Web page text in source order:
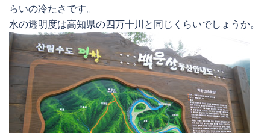
らいの冷たさです。
水の透明度は高知県の四万十川と同じくらいでしょうか。